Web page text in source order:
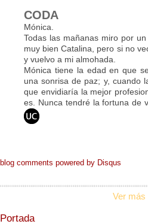
CODA
Mónica.
Todas las mañanas miro por
muy bien Catalina, pero si no
y vuelvo a mi almohada.
Mónica tiene la edad en que
una sonrisa de paz; y, cuando
que envidiaría la mejor
es. Nunca tendré la fortuna de
blog comments powered by Disqus
Ver más
Portada